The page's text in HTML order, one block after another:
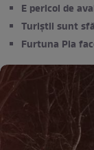
E pericol de
Turiștii sunt
Furtuna Pia